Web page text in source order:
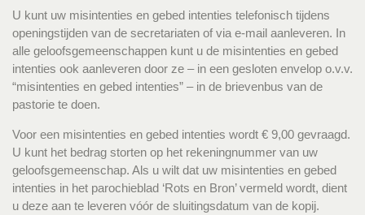
U kunt uw misintenties en gebed intenties telefonisch tijdens
openingstijden van de secretariaten of via e-mail aanleveren. In
alle geloofsgemeenschappen kunt u de misintenties en gebed
intenties ook aanleveren door ze – in een gesloten envelop o.v.v.
“misintenties en gebed intenties” – in de brievenbus van de
pastorie te doen.
Voor een misintenties en gebed intenties wordt € 9,00 gevraagd.
U kunt het bedrag storten op het rekeningnummer van uw
geloofsgemeenschap. Als u wilt dat uw misintenties en gebed
intenties in het parochieblad ‘Rots en Bron’ vermeld wordt, dient
u deze aan te leveren vóór de sluitingsdatum van de kopij.